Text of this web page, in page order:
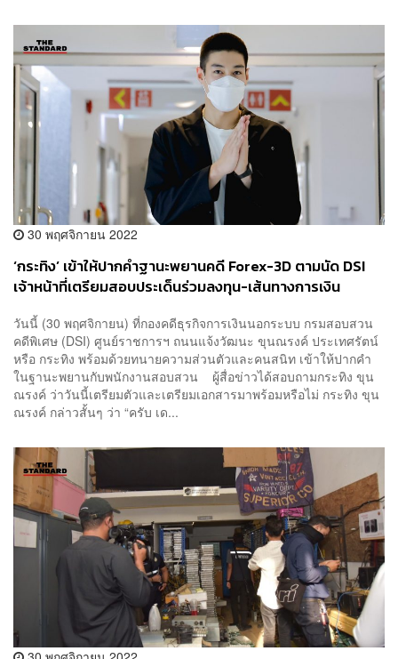
30 พฤศจิกายน 2022
‘กระทิง’ เข้าให้ปากคำฐานะพยานคดี Forex-3D ตามนัด DSI
เจ้าหน้าที่เตรียมสอบประเด็นร่วมลงทุน-เส้นทางการเงิน
วันนี้ (30 พฤศจิกายน) ที่กองคดีธุรกิจการเงินนอกระบบ กรมสอบสวน
คดีพิเศษ (DSI) ศูนย์ราชการฯ ถนนแจ้งวัฒนะ ขุนณรงค์ ประเทศรัตน์
หรือ กระทิง พร้อมด้วยทนายความส่วนตัวและคนสนิท เข้าให้ปากคำ
ในฐานะพยานกับพนักงานสอบสวน ผู้สื่อข่าวได้สอบถามกระทิง ขุน
ณรงค์ ว่าวันนี้เตรียมตัวและเตรียมเอกสารมาพร้อมหรือไม่ กระทิง ขุน
ณรงค์ กล่าวสั้นๆ ว่า “ครับ เด...